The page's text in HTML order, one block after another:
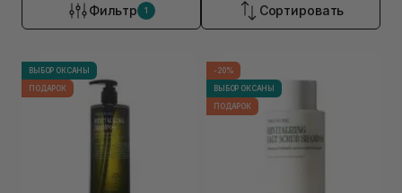
Фильтр 1 Сортировать
ВЫБОР ОКСАНЫ
ПОДАРОК
-20%
ВЫБОР ОКСАНЫ
ПОДАРОК